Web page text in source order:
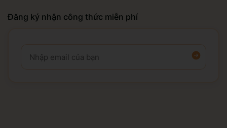
Đăng ký nhận công thức miễn phí